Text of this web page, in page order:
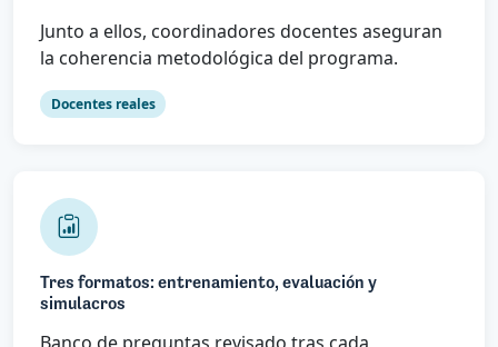
Junto a ellos, coordinadores docentes aseguran
la coherencia metodológica del programa.
Docentes reales
Tres formatos: entrenamiento, evaluación y
simulacros